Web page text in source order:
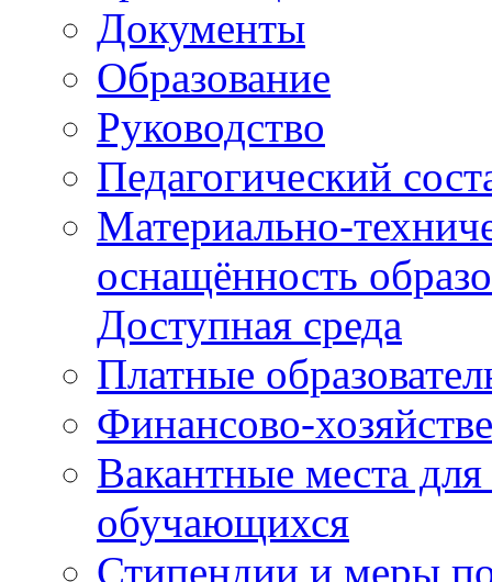
Документы
Образование
Руководство
Педагогический
Материально-
оснащённость
Доступная среда
Платные
Финансово-
Вакантные места
обучающихся
Стипендии и меры